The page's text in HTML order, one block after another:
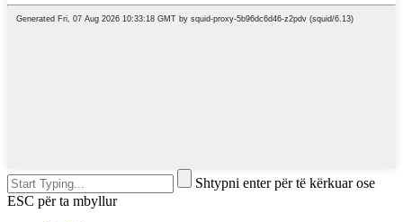
Shtypni enter për të kërkuar ose
ESC për ta mbyllur